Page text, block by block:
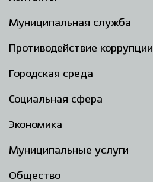
Муниципальная служба
Противодействие коррупции
Городская среда
Социальная сфера
Экономика
Муниципальные услуги
Общество